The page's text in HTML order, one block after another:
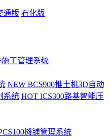
通版 石化版
施工管理系统
NEW BCS900推土机3D自动
系统 HOT ICS300路基智能压
摊铺管理系统